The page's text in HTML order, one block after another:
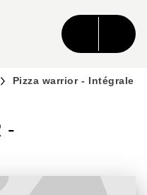
CONTENU
Pizza warrior - Intégrale
-